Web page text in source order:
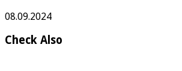
08.09.2024
Check Also